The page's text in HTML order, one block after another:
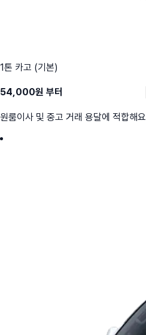
1톤 카고 (기본)
54,000원 부터
원룸이사 및 중고 거래 용달에 적합해요